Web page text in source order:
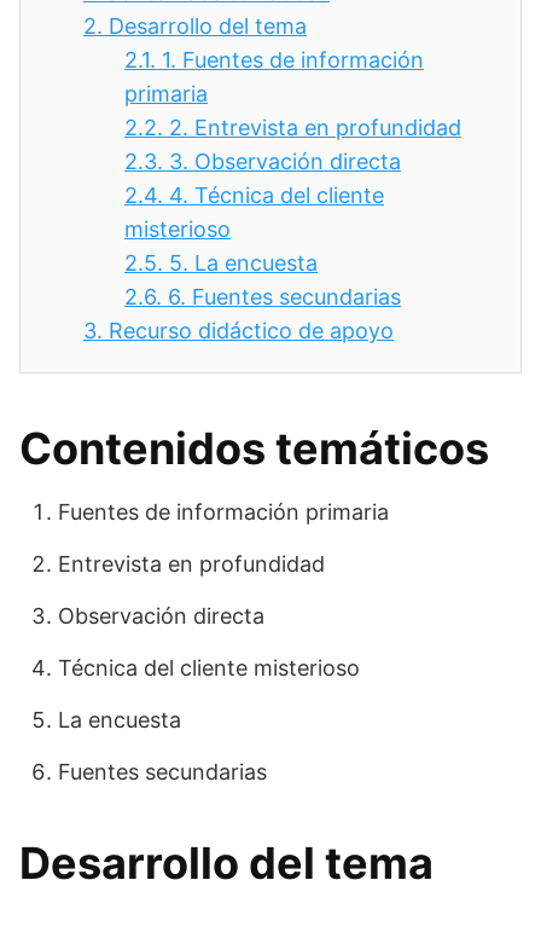
2. Desarrollo del tema
2.1. 1. Fuentes de información
primaria
2.2. 2. Entrevista en profundidad
2.3. 3. Observación directa
2.4. 4. Técnica del cliente
misterioso
2.5. 5. La encuesta
2.6. 6. Fuentes secundarias
3. Recurso didáctico de apoyo
Contenidos temáticos
Fuentes de información primaria
Entrevista en profundidad
Observación directa
Técnica del cliente misterioso
La encuesta
Fuentes secundarias
Desarrollo del tema